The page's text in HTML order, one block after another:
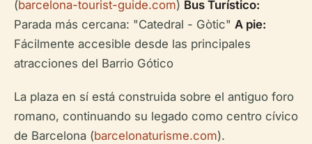
(barcelona-tourist-guide.com) Bus Turístico:
Parada más cercana: "Catedral - Gòtic" A pie:
Fácilmente accesible desde las principales
atracciones del Barrio Gótico
La plaza en sí está construida sobre el antiguo foro
romano, continuando su legado como centro cívico
de Barcelona (barcelonaturisme.com).